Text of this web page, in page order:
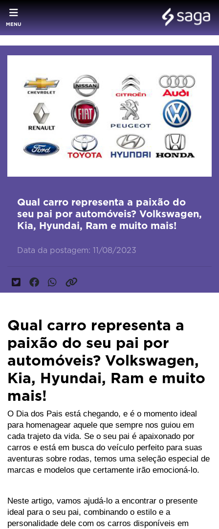
MENU
Qual carro representa a paixão do
seu pai por automóveis? Volkswagen,
Kia, Hyundai, Ram e muito mais!
Data da postagem: 11/08/2023
Qual carro representa a
paixão do seu pai por
automóveis? Volkswagen,
Kia, Hyundai, Ram e muito
mais!
O Dia dos Pais está chegando, e é o momento ideal
para homenagear aquele que sempre nos guiou em
cada trajeto da vida. Se o seu pai é apaixonado por
carros e está em busca do veículo perfeito para suas
aventuras sobre rodas, temos uma seleção especial de
marcas e modelos que certamente irão emocioná-lo.
Neste artigo, vamos ajudá-lo a encontrar o presente
ideal para o seu pai, combinando o estilo e a
personalidade dele com os carros disponíveis em